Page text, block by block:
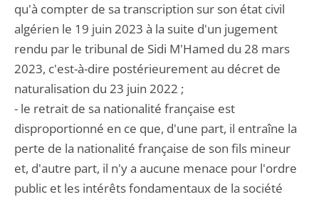
qu'à compter de sa transcription sur son état civil
algérien le 19 juin 2023 à la suite d'un jugement
rendu par le tribunal de Sidi M'Hamed du 28 mars
2023, c'est-à-dire postérieurement au décret de
naturalisation du 23 juin 2022 ;
- le retrait de sa nationalité française est
disproportionné en ce que, d'une part, il entraîne la
perte de la nationalité française de son fils mineur
et, d'autre part, il n'y a aucune menace pour l'ordre
public et les intérêts fondamentaux de la société